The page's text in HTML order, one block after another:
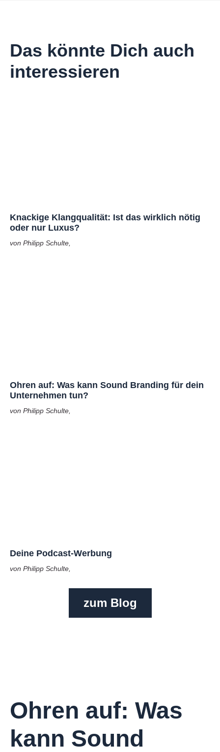
Das könnte Dich auch
interessieren
Knackige Klangqualität: Ist das wirklich nötig
oder nur Luxus?
von Philipp Schulte,
Ohren auf: Was kann Sound Branding für dein
Unternehmen tun?
von Philipp Schulte,
Deine Podcast-Werbung
von Philipp Schulte,
zum Blog
Ohren auf: Was
kann Sound